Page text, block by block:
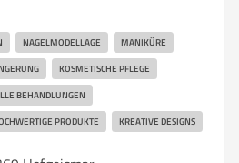
NAGELMODELLAGE MANIKÜRE
KOSMETISCHE PFLEGE
BEHANDLUNGEN
PRODUKTE KREATIVE DESIGNS